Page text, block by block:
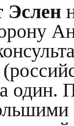
Эслен
один.